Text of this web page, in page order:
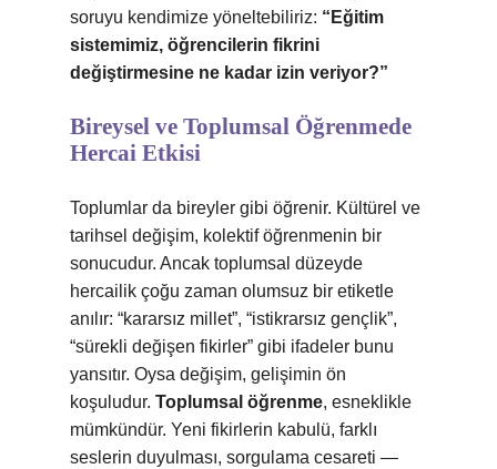
soruyu kendimize yöneltebiliriz: “Eğitim
sistemimiz, öğrencilerin fikrini
değiştirmesine ne kadar izin veriyor?”
Bireysel ve Toplumsal Öğrenmede
Hercai Etkisi
Toplumlar da bireyler gibi öğrenir. Kültürel ve
tarihsel değişim, kolektif öğrenmenin bir
sonucudur. Ancak toplumsal düzeyde
hercailik çoğu zaman olumsuz bir etiketle
anılır: “kararsız millet”, “istikrarsız gençlik”,
“sürekli değişen fikirler” gibi ifadeler bunu
yansıtır. Oysa değişim, gelişimin ön
koşuludur. Toplumsal öğrenme, esneklikle
mümkündür. Yeni fikirlerin kabulü, farklı
seslerin duyulması, sorgulama cesareti —